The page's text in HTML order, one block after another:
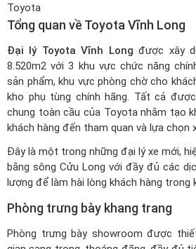
Toyota
Tổng quan về Toyota Vĩnh Long
Đại lý Toyota Vĩnh Long được xây
8.520m2 với 3 khu vực chức năng
sản phẩm, khu vực phòng chờ cho
kho phụ tùng chính hãng. Tất cả
chung toàn cầu của Toyota nhằm tạo
khách hàng đến tham quan và lựa chọn
Đây là một trong những đại lý xe mới,
bằng sông Cửu Long với đầy đủ các
lượng để làm hài lòng khách hàng trong
Phòng trưng bày khang trang
Phòng trưng bày showroom được